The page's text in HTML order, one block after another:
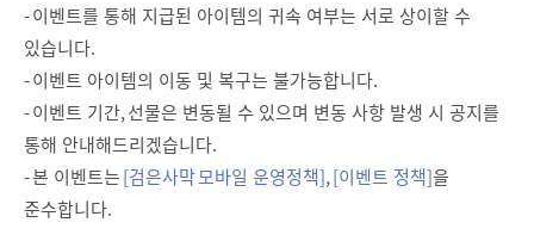
- 이벤트를 통해 지급된 아이템의 귀속 여부는 서로 상이할 수
있습니다.
- 이벤트 아이템의 이동 및 복구는 불가능합니다.
- 이벤트 기간, 선물은 변동될 수 있으며 변동 사항 발생 시 공지를
통해 안내해드리겠습니다.
- 본 이벤트는[검은사막 모바일 운영정책],[이벤트 정책]을
준수합니다.